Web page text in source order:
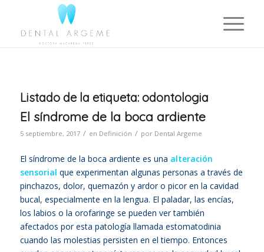
Listado de la etiqueta: odontologia
El síndrome de la boca ardiente
5 septiembre, 2017 / en Definición / por Dental Argeme
El síndrome de la boca ardiente es una alteración
sensorial que experimentan algunas personas a través de
pinchazos, dolor, quemazón y ardor o picor en la cavidad
bucal, especialmente en la lengua. El paladar, las encías,
los labios o la orofaringe se pueden ver también
afectados por esta patología llamada estomatodinia
cuando las molestias persisten en el tiempo. Entonces